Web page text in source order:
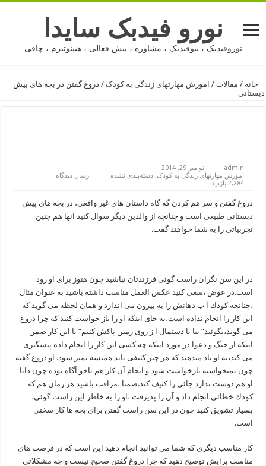
نورو فیدبک سایدا
نوروفیدبک ، بیوفیدبک ، مشاوره ، بیش فعالی ، هیپنوتیزم ، چاقی
خانه / مقالات / اموزش مهارتهای زندگی به کودک / دروغ گفتن در بچه های پیش
دبستانی
admin
نوامبر 29, 2014
اموزش مهارتهای زندگی به کودک, دسته‌بندی نشده
ارسال دیدگاه
2,284 بازدید
دروغ گفتن و سر هم كردن گه گاه داستان های غیر واقعی، در بچه های پیش
دبستانی طبیعی است و چنانچه از والدین دیگر سوال كنید آنها هم چنین
تجربیاتی را به شما خواهند گفت.
در این سن نگران راست گوئی فرزندتان نباشید چون هنوز برای او زود
است.در عوض ،سعی كنید عكس العمل مناسب داشته باشید به عنوان مثال
،چنانچه كودك آ ب دهانش را به بیرون می اندازد و همان لحظه می گوید كه
این كار را انجام نداده است،به جای اینكه او را باز خواست كنید كه چرا دروغ
می گوید،بگوئید” بیا با دستمال ا ز روی زمین پاكش كنیم” با این كار ضمن
اینكه از جنگ و دعوا در مورد اینكه چه كسی این كار را انجام داده پیشگیری
می كند،به او یاد میدهید كه هر چیز كثیفی باید همیشه تمیز شود. او دروغ گفته
چون نمیخواسته بازخواست شود و انجام آن كار هم ناخو آگاه بوده چون ذاتا
او هم دوست ندارد جائی را كثیف كند.ضمنا ،مراقب باشید هر زمان هم كه
كودك خطائی انجام داد و آن را پذیرفت ،او را به خاطر این راست گوئی،
بسیار تشویق كنید چون در این سن راست گفتن برای بچه ها كار سختی
است.
كار مناسب دیگری كه شما می توانید انجام دهید این است كه در فرصت های
مناسب برایش توضیح دهید كه چرا دروغ گفتن صحیح نیست و چه مشكلاتی